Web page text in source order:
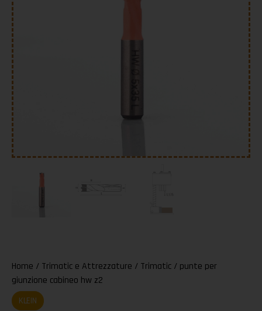
Home / Trimatic e Attrezzature / Trimatic / punte per
giunzione cabineo hw z2
KLEIN